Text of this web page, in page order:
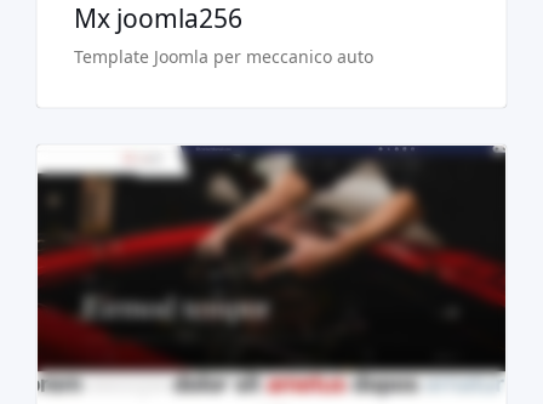
Mx joomla256
Template Joomla per meccanico auto
Demo dal vivo